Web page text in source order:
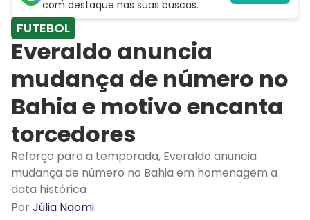
com destaque nas suas buscas.
FUTEBOL
Everaldo anuncia
mudança de número no
Bahia e motivo encanta
torcedores
Reforço para a temporada, Everaldo anuncia
mudança de número no Bahia em homenagem a
data histórica
PorJúlia Naomi.